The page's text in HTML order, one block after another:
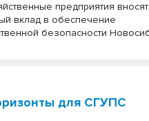
предприятия
вклад в обеспечение
безопасности
для СГУПС